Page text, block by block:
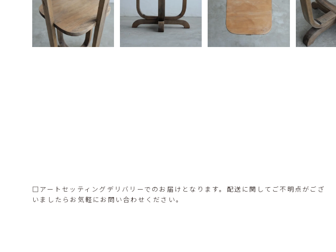
□アートセッティングデリバリーでのお届けとなります。配送に関してご不明点がござ
いましたらお気軽にお問い合わせください。